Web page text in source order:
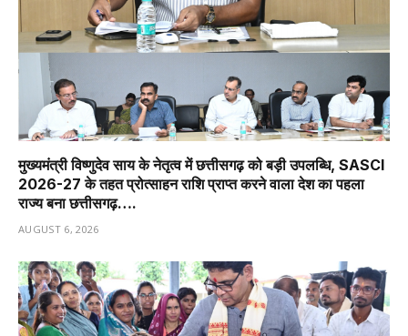
मुख्यमंत्री विष्णुदेव साय के नेतृत्व में छत्तीसगढ़ को बड़ी उपलब्धि, SASCI
2026-27 के तहत प्रोत्साहन राशि प्राप्त करने वाला देश का पहला
राज्य बना छत्तीसगढ़….
AUGUST 6, 2026